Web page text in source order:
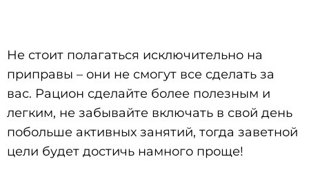
Не стоит полагаться исключительно на
приправы – они не смогут все сделать за
вас. Рацион сделайте более полезным и
легким, не забывайте включать в свой день
побольше активных занятий, тогда заветной
цели будет достичь намного проще!